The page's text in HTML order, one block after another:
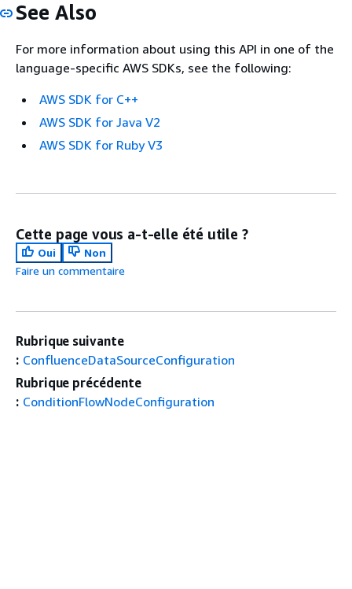
See Also
For more information about using this API in one of the
language-specific AWS SDKs, see the following:
AWS SDK for C++
AWS SDK for Java V2
AWS SDK for Ruby V3
Cette page vous a-t-elle été utile ?
Oui
Non
Faire un commentaire
Rubrique suivante
: ConfluenceDataSourceConfiguration
Rubrique précédente
: ConditionFlowNodeConfiguration